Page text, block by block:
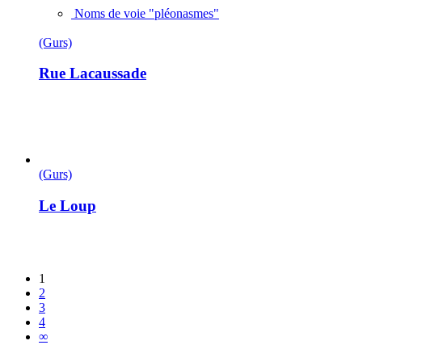
Noms de voie "pléonasmes"
(Gurs)
Rue Lacaussade
(Gurs)
Le Loup
1
2
3
4
∞